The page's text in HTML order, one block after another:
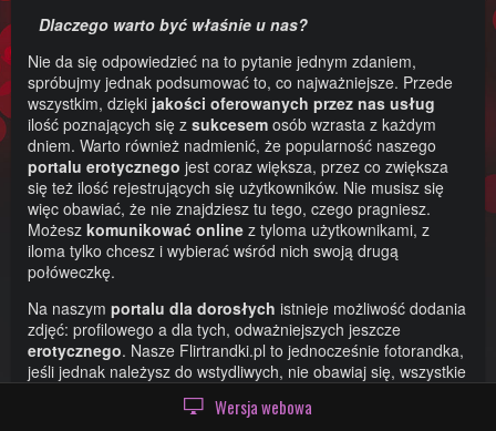
Wersja webowa
Dlaczego warto być właśnie u nas?
Nie da się odpowiedzieć na to pytanie jednym zdaniem,
spróbujmy jednak podsumować to, co najważniejsze. Przede
wszystkim, dzięki jakości oferowanych przez nas usług
ilość poznających się z sukcesem osób wzrasta z każdym
dniem. Warto również nadmienić, że popularność naszego
portalu erotycznego jest coraz większa, przez co zwiększa
się też ilość rejestrujących się użytkowników. Nie musisz się
więc obawiać, że nie znajdziesz tu tego, czego pragniesz.
Możesz komunikować online z tyloma użytkownikami, z
iloma tylko chcesz i wybierać wśród nich swoją drugą
połóweczkę.
Na naszym portalu dla dorosłych istnieje możliwość dodania
zdjęć: profilowego a dla tych, odważniejszych jeszcze
erotycznego. Nasze Flirtrandki.pl to jednocześnie fotorandka,
jeśli jednak należysz do wstydliwych, nie obawiaj się, wszystkie
nie będzie Cię do niczego zmuszać. Jesteśmy tu przecież od